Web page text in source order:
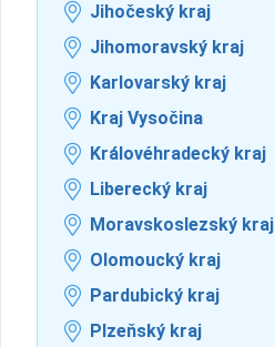
Jihočeský kraj
Jihomoravský kraj
Karlovarský kraj
Kraj Vysočina
Královéhradecký kraj
Liberecký kraj
Moravskoslezský kraj
Olomoucký kraj
Pardubický kraj
Plzeňský kraj